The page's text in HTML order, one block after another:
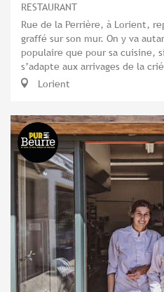
RESTAURANT
Rue de la Perrière, à Lorient,
graffé sur son mur. On y va
populaire que pour sa cuisine,
s’adapte aux arrivages de la
Lorient